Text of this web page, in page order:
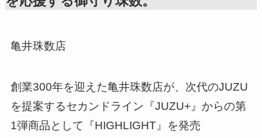
亀井珠数店
創業300年を迎えた亀井珠数店が、次代のJUZU
を提案するセカンドライン『JUZU+』からの第
1弾商品として『HIGHLIGHT』を発売